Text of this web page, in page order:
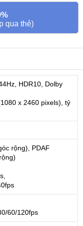
qua thẻ)
HDR10, Dolby
x 2460 pixels), tỷ
rộng), PDAF
60/120fps